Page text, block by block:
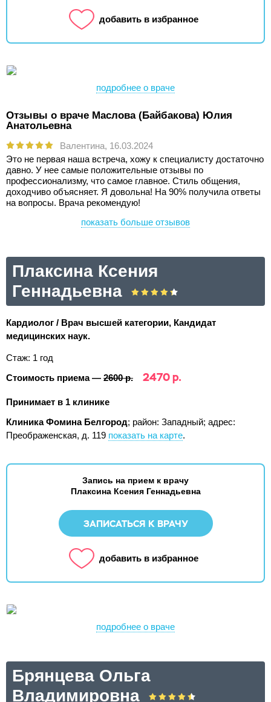
добавить в избранное
подробнее о враче
Отзывы о враче Маслова (Байбакова) Юлия
Анатольевна
Валентина, 16.03.2024
Это не первая наша встреча, хожу к специалисту достаточно
давно. У нее самые положительные отзывы по
профессионализму, что самое главное. Стиль общения,
доходчиво объясняет. Я довольна! На 90% получила ответы
на вопросы. Врача рекомендую!
показать больше отзывов
Плаксина Ксения
Геннадьевна
Кардиолог / Врач высшей категории, Кандидат
медицинских наук.
Стаж: 1 год
Стоимость приема — 2600 р. 2470 р.
Принимает в 1 клинике
Клиника Фомина Белгород; район: Западный; адрес:
Преображенская, д. 119 показать на карте.
Запись на прием к врачу
Плаксина Ксения Геннадьевна
ЗАПИСАТЬСЯ К ВРАЧУ
добавить в избранное
подробнее о враче
Брянцева Ольга
Владимировна